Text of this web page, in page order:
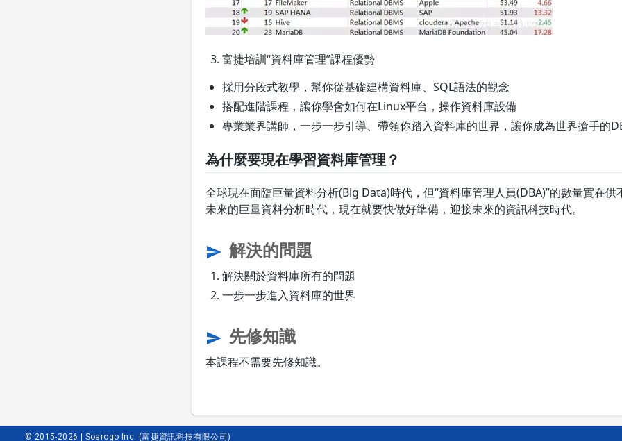
富捷培訓“資料庫管理”課程優勢
採用分段式教學，幫你從基礎建構資料庫、SQL語法的觀念
搭配進階課程，讓你學會如何在Linux平台，操作資料庫設備
專業業界講師，一步一步引導、帶領你踏入資料庫的世界，讓你成為世界搶手的
為什麼要現在學習資料庫管理？
全球現在面臨巨量資料分析(Big Data)時代，但“資料庫管理人員(DBA)”的數量實在
未來的巨量資料分析時代，現在就要快做好準備，迎接未來的資訊科技時代。
send 解決的問題
解決關於資料庫所有的問題
一步一步進入資料庫的世界
send 先修知識
本課程不需要先修知識。
© 2015-2026 | Soarogo Inc. (富捷資訊科技有限公司)